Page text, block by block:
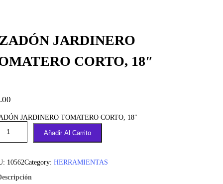
JARDINERO
CORTO, 18″
JARDINERO TOMATERO CORTO, 18″
Añadir Al Carrito
10562Category: HERRAMIENTAS